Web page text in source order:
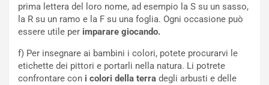
prima lettera del loro nome, ad esempio la S su un sasso,
la R su un ramo e la F su una foglia. Ogni occasione può
essere utile per imparare giocando.
f) Per insegnare ai bambini i colori, potete procurarvi le
etichette dei pittori e portarli nella natura. Li potrete
confrontare con i colori della terra degli arbusti e delle